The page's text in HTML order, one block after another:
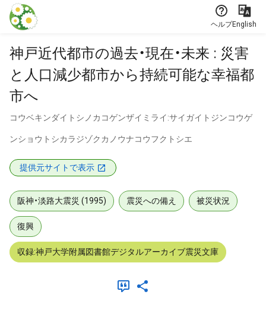
本文に飛ぶ
ヘルプEnglish
神戸近代都市の過去・現在・未来 : 災害
と人口減少都市から持続可能な幸福都
市へ
コウベキンダイトシノカコゲンザイミライ:サイガイトジンコウゲ
ンショウトシカラジゾクカノウナコウフクトシエ
提供元サイトで表示
阪神・淡路大震災 (1995) 震災への備え 被災状況
復興
収録:神戸大学附属図書館デジタルアーカイブ震災文庫